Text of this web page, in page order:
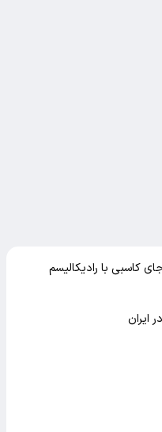
کاسبی با رادیکالیسم
ایران